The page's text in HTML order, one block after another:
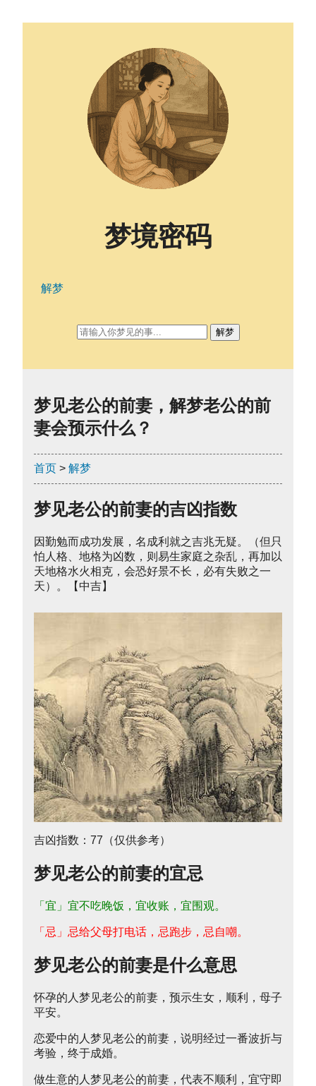
梦见老公的前妻，解梦老公的前
妻会预示什么？
首页 > 解梦
梦见老公的前妻的吉凶指数
因勤勉而成功发展，名成利就之吉兆无疑。（但只
怕人格、地格为凶数，则易生家庭之杂乱，再加以
天地格水火相克，会恐好景不长，必有失败之一
天）。【中吉】
吉凶指数：77（仅供参考）
梦见老公的前妻的宜忌
「宜」宜不吃晚饭，宜收账，宜围观。
「忌」忌给父母打电话，忌跑步，忌自嘲。
梦见老公的前妻是什么意思
怀孕的人梦见老公的前妻，预示生女，顺利，母子
平安。
恋爱中的人梦见老公的前妻，说明经过一番波折与
考验，终于成婚。
做生意的人梦见老公的前妻，代表不顺利，宜守即
梦境密码
解梦
解梦